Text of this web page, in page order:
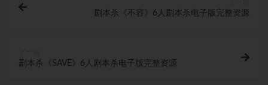
剧本杀《不容》6人剧本杀电子版完整资源
剧本杀《SAVE》6人剧本杀电子版完整资源